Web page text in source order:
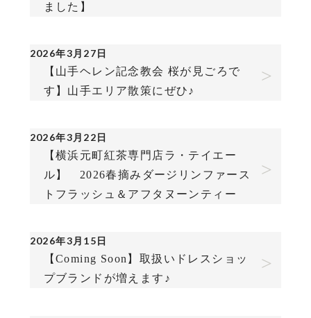
ました】
2026年3月27日
【山手ヘレン記念教会 桜が見ごろで
す】山手エリア散策にぜひ♪
2026年3月22日
【横浜元町紅茶専門店ラ・テイエー
ル】 2026春摘みダージリンファース
トフラッシュ＆アフタヌーンティー
2026年3月15日
【Coming Soon】取扱いドレスショッ
プブランドが増えます♪